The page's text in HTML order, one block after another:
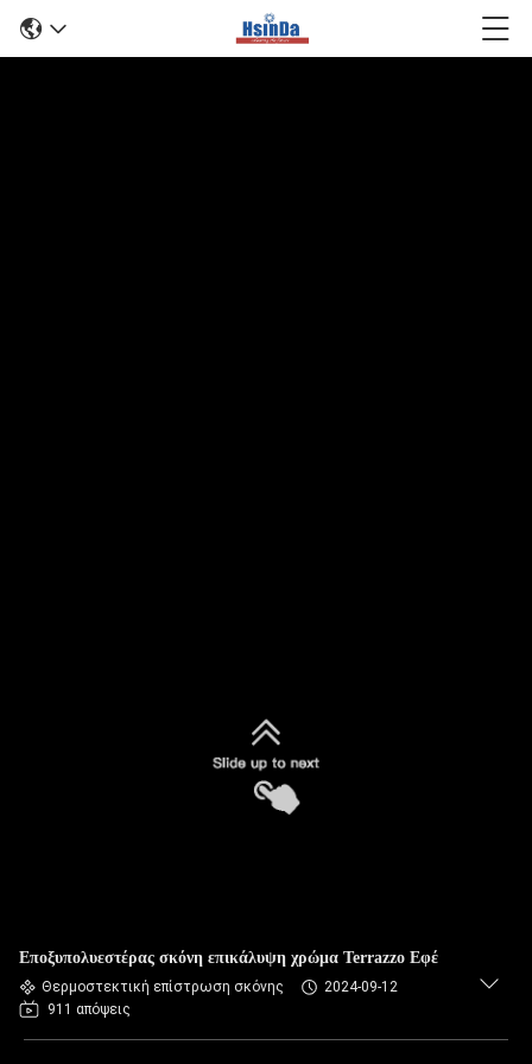
Εποξυπολυεστέρας σκόνη επικάλυψη χρώμα Terrazzo Εφέ
Θερμοστεκτική επίστρωση σκόνης
2024-09-12
911 απόψεις